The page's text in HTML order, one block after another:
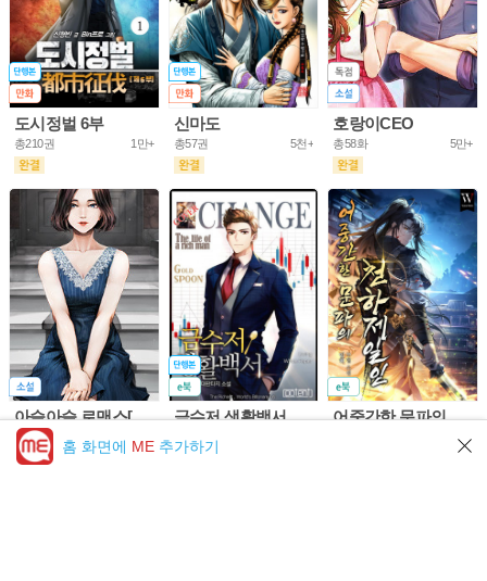
도시정벌 6부
총210권 1만+
신마도
총57권 5천+
호랑이CEO
총58화 5만+
아슬아슬 로맨스[개정판]
총61화
금수저 생활백서 어중간한 문파의 천하제일인
5만+
홈 화면에 ME 추가하기